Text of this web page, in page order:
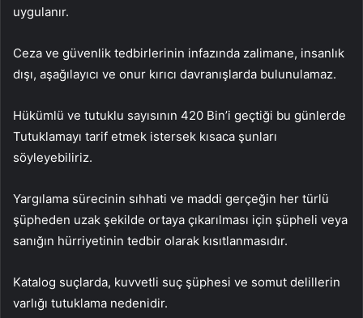
uygulanır.
Ceza ve güvenlik tedbirlerinin infazında zalimane, insanlık
dışı, aşağılayıcı ve onur kırıcı davranışlarda bulunulamaz.
Hükümlü ve tutuklu sayısının 420 Bin’i geçtiği bu günlerde
Tutuklamayı tarif etmek istersek kısaca şunları
söyleyebiliriz.
Yargılama sürecinin sıhhati ve maddi gerçeğin her türlü
şüpheden uzak şekilde ortaya çıkarılması için şüpheli veya
sanığın hürriyetinin tedbir olarak kısıtlanmasıdır.
Katalog suçlarda, kuvvetli suç şüphesi ve somut delillerin
varlığı tutuklama nedenidir.